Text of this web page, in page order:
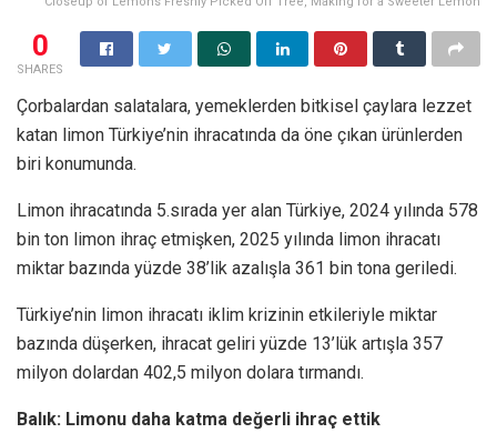
0
SHARES
Çorbalardan salatalara, yemeklerden bitkisel çaylara lezzet
katan limon Türkiye’nin ihracatında da öne çıkan ürünlerden
biri konumunda.
Limon ihracatında 5.sırada yer alan Türkiye, 2024 yılında 578
bin ton limon ihraç etmişken, 2025 yılında limon ihracatı
miktar bazında yüzde 38’lik azalışla 361 bin tona geriledi.
Türkiye’nin limon ihracatı iklim krizinin etkileriyle miktar
bazında düşerken, ihracat geliri yüzde 13’lük artışla 357
milyon dolardan 402,5 milyon dolara tırmandı.
Balık: Limonu daha katma değerli ihraç ettik